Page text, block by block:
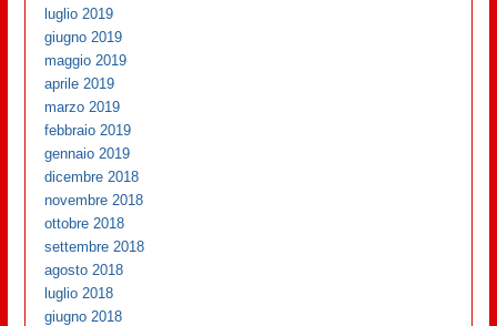
luglio 2019
giugno 2019
maggio 2019
aprile 2019
marzo 2019
febbraio 2019
gennaio 2019
dicembre 2018
novembre 2018
ottobre 2018
settembre 2018
agosto 2018
luglio 2018
giugno 2018